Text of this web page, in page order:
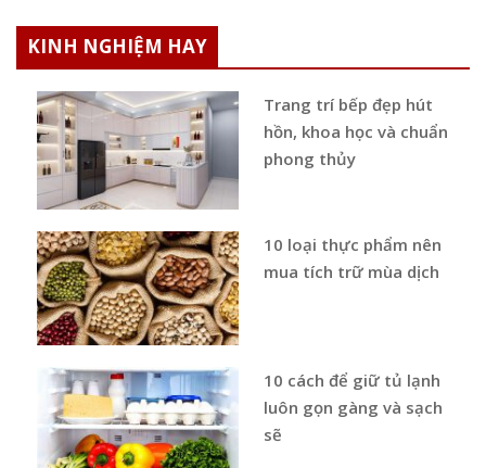
KINH NGHIỆM HAY
Trang trí bếp đẹp hút
hồn, khoa học và chuẩn
phong thủy
10 loại thực phẩm nên
mua tích trữ mùa dịch
10 cách để giữ tủ lạnh
luôn gọn gàng và sạch
sẽ